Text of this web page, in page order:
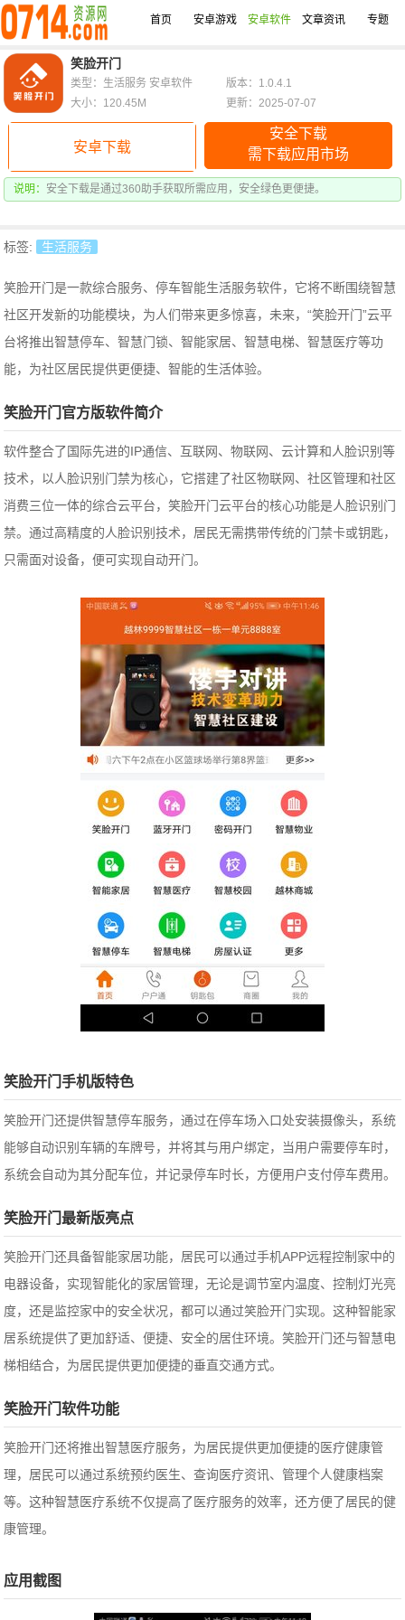
首页 安卓游戏 安卓软件 文章资讯 专题
笑脸开门
安卓下载
安全下载
需下载应用市场
说明： 安全下载是通过360助手获取所需应用，安全绿色更便捷。
类型：生活服务 安卓软件
版本：1.0.4.1
大小：120.45M
更新：2025-07-07
标签: 生活服务
笑脸开门是一款综合服务、停车智能生活服务软件，它将不断围绕智慧
社区开发新的功能模块，为人们带来更多惊喜，未来，“笑脸开门”云平
台将推出智慧停车、智慧门锁、智能家居、智慧电梯、智慧医疗等功
能，为社区居民提供更便捷、智能的生活体验。
笑脸开门官方版软件简介
软件整合了国际先进的IP通信、互联网、物联网、云计算和人脸识别等
技术，以人脸识别门禁为核心，它搭建了社区物联网、社区管理和社区
消费三位一体的综合云平台，笑脸开门云平台的核心功能是人脸识别门
禁。通过高精度的人脸识别技术，居民无需携带传统的门禁卡或钥匙，
只需面对设备，便可实现自动开门。
笑脸开门手机版特色
笑脸开门还提供智慧停车服务，通过在停车场入口处安装摄像头，系统
能够自动识别车辆的车牌号，并将其与用户绑定，当用户需要停车时，
系统会自动为其分配车位，并记录停车时长，方便用户支付停车费用。
笑脸开门最新版亮点
笑脸开门还具备智能家居功能，居民可以通过手机APP远程控制家中的
电器设备，实现智能化的家居管理，无论是调节室内温度、控制灯光亮
度，还是监控家中的安全状况，都可以通过笑脸开门实现。这种智能家
居系统提供了更加舒适、便捷、安全的居住环境。笑脸开门还与智慧电
梯相结合，为居民提供更加便捷的垂直交通方式。
笑脸开门软件功能
笑脸开门还将推出智慧医疗服务，为居民提供更加便捷的医疗健康管
理，居民可以通过系统预约医生、查询医疗资讯、管理个人健康档案
等。这种智慧医疗系统不仅提高了医疗服务的效率，还方便了居民的健
康管理。
应用截图